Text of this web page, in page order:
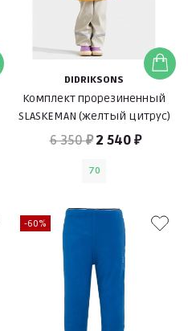
DIDRIKSONS
Комплект прорезиненный
SLASKEMAN (желтый цитрус)
6 350 ₽ 2 540 ₽
70
-60%